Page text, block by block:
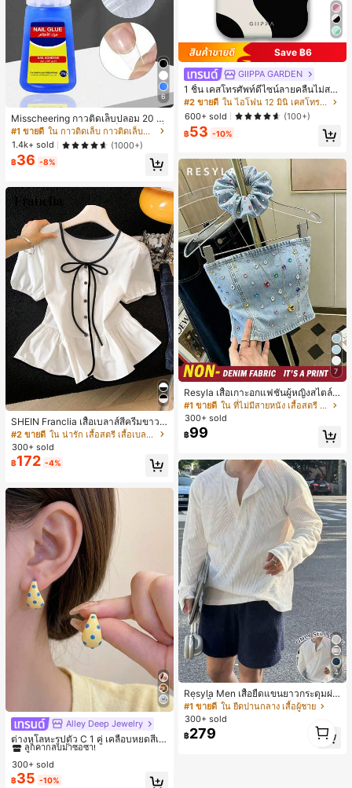
6
Misscheering กาวติดเล็บปลอม 20 กรั
ม แรงยึดสูง เจลสติกเกอร์เล็บนุ่ม แห้งเร็
ว เหมาะสำหรับผู้เริ่มต้นทำเล็บ ติดทนน
าน
#1 ขายดี
ใน กาวติดเล็บ กาวติดเล็บและสารยึดติด
1.4k+ sold
(1000+)
฿36 -8%
SHEIN Franclia เสื้อเบลาส์สีครีมขาวนุ่
มนวล เอวรูด, แต่งขอบตัดกัน + โบว์ผูก,
แขนพอง จับคู่กับกระโปรงชายระบาย,
ลดอายุและดูดี, นุ่มและเก๋ไก๋สำหรับใส่ทุ
กวัน
#2 ขายดี
ใน น่ารัก เสื้อสตรี เสื้อเบลาส์ & Tee
300+ sold
฿172 -4%
Alley Deep Jewelry
ต่างหูโลหะรูปตัว C 1 คู่ เคลือบหยดสีเห
ลือง ลายจุดสีน้ำเงิน สไตล์ยุโรปและอเม
ริกัน แฟชั่นส่วนตัว หวานและสง่างาม
สำหรับผู้หญิงและเด็กหญิง สำหรับการเ
ดินทาง งานแต่งงาน ปาร์ตี้ วันเกิด ของ
#1 ขายดี ใน โบโฮ ต่างหูผู้หญิง
ลูกค้ากลับมาซื้อซ้ำ!
เกือบหมดแล้ว!
#1 ขายดี ใน โบโฮ ต่างหูผู้หญิง
ลูกค้ากลับมาซื้อซ้ำ!
เกือบหมดแล้ว!
#1 ขายดี ใน โบโฮ ต่างหูผู้หญิง
ลูกค้ากลับมาซื้อซ้ำ!
เกือบหมดแล้ว!
#1 ขายดี ใน โบโฮ ต่างหูผู้หญิง
300+ sold
฿35 -10%
Save ฿6
GIIPPA GARDEN
1 ชิ้น เคสโทรศัพท์ดีไซน์ลายคลื่นไม่สม
มาตรสำหรับ Phone 17 Pro Max, เหม
าะสำหรับ Phone 16 Pro Max, 15 Pro
Max, 14 Pro Max, เคสโทรศัพท์สไตล์เ
กาหลีและน่าสนใจ, เข้ากันได้กับ 11/12/
13/14/15/16 Pro Max Plus, ดีไซน์หรู
ขวัญในอุดมคติสำหรับคริสต์มาส, วันว
าเลนไทน์, อีสเตอร์, ฤดูแต่งงานและวันเ
กิดสำหรับแฟนสาว
#2 ขายดี
ใน ไอโฟน 12 มินิ เคสโทรศัพท์แฟชั่น
600+ sold
(100+)
฿53 -10%
7
Resyla เสื้อเกาะอกแฟชั่นผู้หญิงสไตล์ซั
มเมอร์อเนกประสงค์ลายเดนิม แนะนำ
สำหรับงานหนัก ขายดี ตกแต่งเพชรสีสั
นสดใสพิมพ์ลาย เหมาะสำหรับใส่ประ
จำวัน
#1 ขายดี
ใน ที่ไม่มีสายหนัง เสื้อสตรี เสื้อเบลาส์ & Tee
300+ sold
฿99
4
Resyla Men เสื้อยืดแขนยาวกระดุมผ่า
ครึ่งสีพื้นอเนกประสงค์ลำลองสำหรับผู้ช
าย
#1 ขายดี ใน ยืดปานกลาง เสื้อผู้ชาย
300+ sold
฿279
1